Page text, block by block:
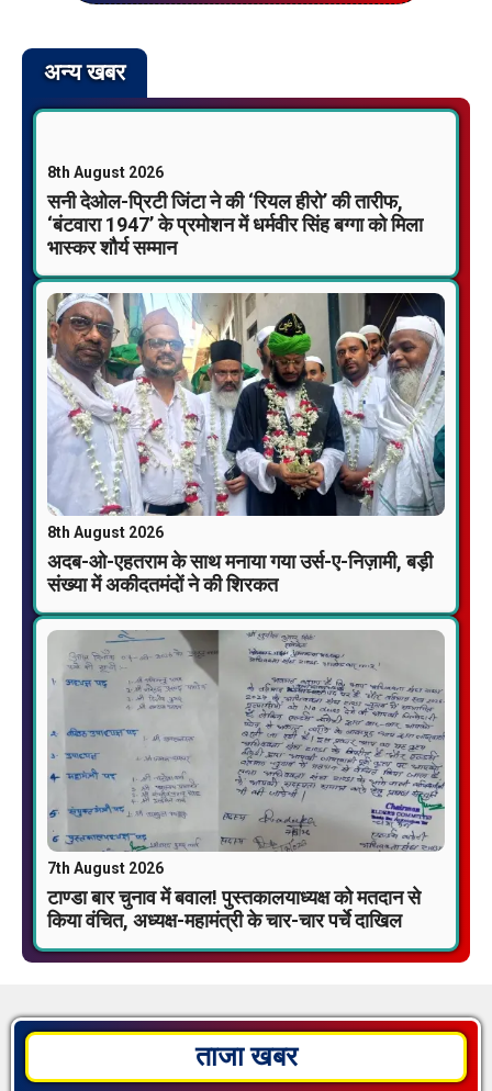
अन्य खबर
8th August 2026
सनी देओल-प्रिटी जिंटा ने की ‘रियल हीरो’ की तारीफ,
‘बंटवारा 1947’ के प्रमोशन में धर्मवीर सिंह बग्गा को मिला
भास्कर शौर्य सम्मान
8th August 2026
अदब-ओ-एहतराम के साथ मनाया गया उर्स-ए-निज़ामी, बड़ी
संख्या में अकीदतमंदों ने की शिरकत
7th August 2026
टाण्डा बार चुनाव में बवाल! पुस्तकालयाध्यक्ष को मतदान से
किया वंचित, अध्यक्ष-महामंत्री के चार-चार पर्चे दाखिल
ताजा खबर